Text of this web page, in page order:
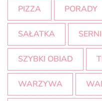
PIZZA PORADY
SAŁATKA
SZYBKI OBIAD
WARZYWA